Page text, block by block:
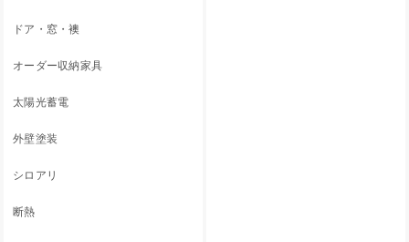
ドア・窓・襖
オーダー収納家具
太陽光蓄電
外壁塗装
シロアリ
断熱